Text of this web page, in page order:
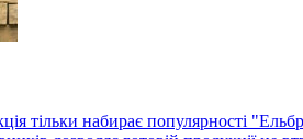
тільки набирає популярності